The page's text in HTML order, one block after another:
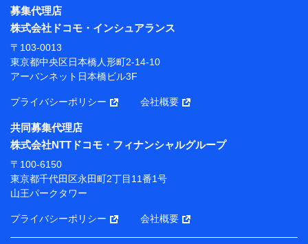
【利用目的】
当社または株式会社NTTドコモ・フィナンシャルグルー
プが提供する保険関連サービスにおけるユーザー登録受
付および管理のため
当社または株式会社NTTドコモ・フィナンシャルグルー
携会社の保険その他に関する情報を提供するため、また
維持管理等の委託業務遂行のため、またそれらに付帯、
関連する当社または株式会社NTTドコモ・フィナンシャ
ルグループおよび提携会社のサービスを案内、提供する
ため
（各サービスで取得したサービス利用履歴、ウェブサイ
トの閲覧履歴、購買履歴、ご契約内容等のパーソナルデ
ータを分析して、お客さまの趣味・嗜好・傾向に応じた
サービス・商品等に関するご提案や広告の配信等を行う
ことがあります。）
各種セミナーの開催のため
募集代理店
株式会社ドコモ・インシュアランス
〒103-0013
東京都中央区日本橋人形町2-14-10
アーバンネット日本橋ビル3F
プライバシーポリシー 会社概要
共同募集代理店
株式会社NTTドコモ・フィナンシャルグループ
〒100-6150
東京都千代田区永田町2丁目11番1号
山王パークタワー
プライバシーポリシー 会社概要